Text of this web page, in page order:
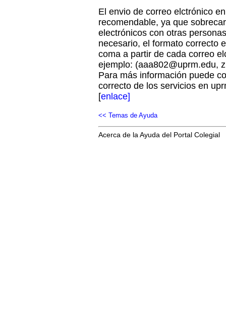
El envio de correo elctrónico
recomendable, ya que
electrónicos con otras
necesario, el formato correcto
coma a partir de cada correo
ejemplo: (aaa802@uprm.edu,
Para más información puede
correcto de los servicios en
[enlace]
<< Temas de Ayuda
Acerca de la Ayuda del Portal Colegial